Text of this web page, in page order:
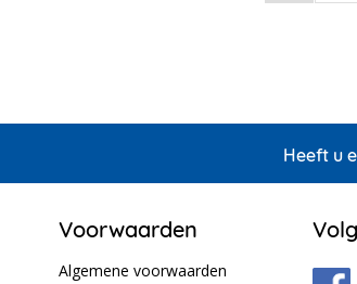
Heeft u
Voorwaarden
Algemene voorwaarden